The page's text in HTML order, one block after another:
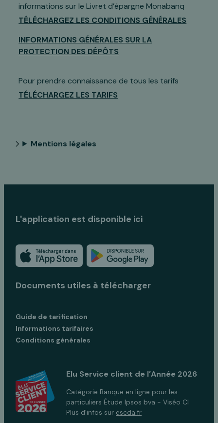
informations sur le Livret d’épargne Monabanq
TÉLÉCHARGEZ LES CONDITIONS GÉNÉRALES
INFORMATIONS GÉNÉRALES SUR LA
PROTECTION DES DÉPÔTS
Pour prendre connaissance de tous les tarifs
TÉLÉCHARGEZ LES TARIFS
Mentions légales
L'application est disponible ici
Documents utiles à télécharger
Guide de tarification
Informations tarifaires
Conditions générales
Elu Service client de l’Année 2026
Catégorie Banque en ligne pour les
particuliers Étude Ipsos bva - Viséo CI
Plus d’infos sur escda.fr